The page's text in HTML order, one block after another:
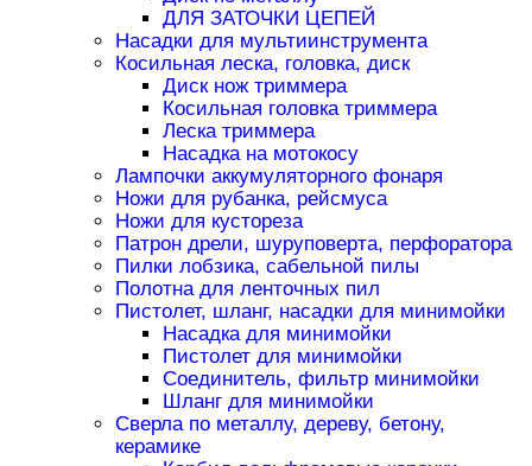
ДЛЯ ЗАТОЧКИ ЦЕПЕЙ
Насадки для мультиинструмента
Косильная леска, головка, диск
Диск нож триммера
Косильная головка триммера
Леска триммера
Насадка на мотокосу
Лампочки аккумуляторного фонаря
Ножи для рубанка, рейсмуса
Ножи для кустореза
Патрон дрели, шуруповерта, перфоратора
Пилки лобзика, сабельной пилы
Полотна для ленточных пил
Пистолет, шланг, насадки для минимойки
Насадка для минимойки
Пистолет для минимойки
Соединитель, фильтр минимойки
Шланг для минимойки
Сверла по металлу, дереву, бетону,
керамике